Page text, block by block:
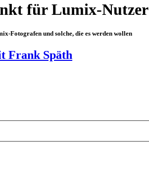
für Lumix-Nutzer
Fotografen und solche, die es werden wollen
Frank Späth